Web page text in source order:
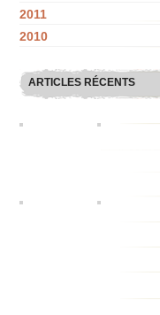
2011
2010
ARTICLES RÉCENTS